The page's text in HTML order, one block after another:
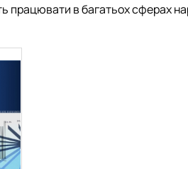
працювати в багатьох сферах